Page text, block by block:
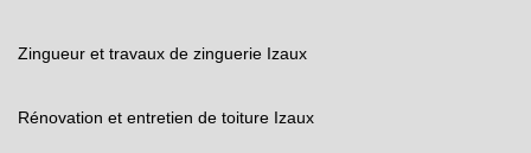
Zingueur et travaux de zinguerie Izaux
Rénovation et entretien de toiture Izaux